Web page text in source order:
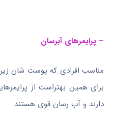
– پرایمرهای آبرسان
مناسب افرادی که پوست شان
برای همین بهتراست از
دارند و آب رسان قوی هستند.